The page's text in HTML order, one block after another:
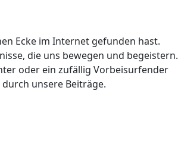
Ecke im Internet gefunden hast.
die uns bewegen und begeistern.
oder ein zufällig Vorbeisurfender
unsere Beiträge.